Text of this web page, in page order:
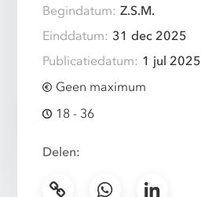
Begindatum: Z.S.M.
Einddatum: 31 dec 2025
Publicatiedatum: 1 jul 2025
Geen maximum
18 - 36
Delen: